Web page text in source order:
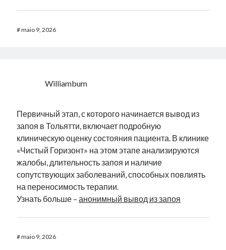
#maio 9, 2026
Williambum
Первичный этап, с которого начинается вывод из
запоя в Тольятти, включает подробную
клиническую оценку состояния пациента. В клинике
«Чистый Горизонт» на этом этапе анализируются
жалобы, длительность запоя и наличие
сопутствующих заболеваний, способных повлиять
на переносимость терапии.
Узнать больше –анонимный вывод из запоя
#maio 9, 2026